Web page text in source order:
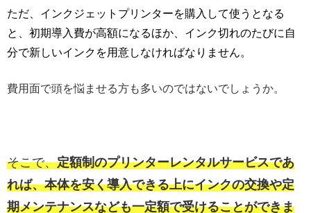
ただ、インクジェットプリンターを購入して使うとなる
と、初期導入費が高額になるほか、インク切れのたびに自
分で新しいインクを用意しなければなりません。
費用面で頭を悩ませる方も多いのではないでしょうか。
そこで、定額制のプリンターレンタルサービスであ
れば、本体を安く導入できる上にインクの交換や定
期メンテナンスなども一定額で受けることができま